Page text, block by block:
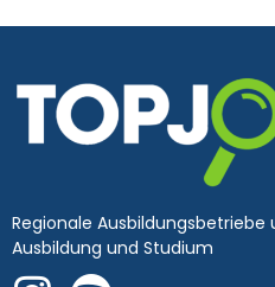
Regionale
Ausbildung und Studium